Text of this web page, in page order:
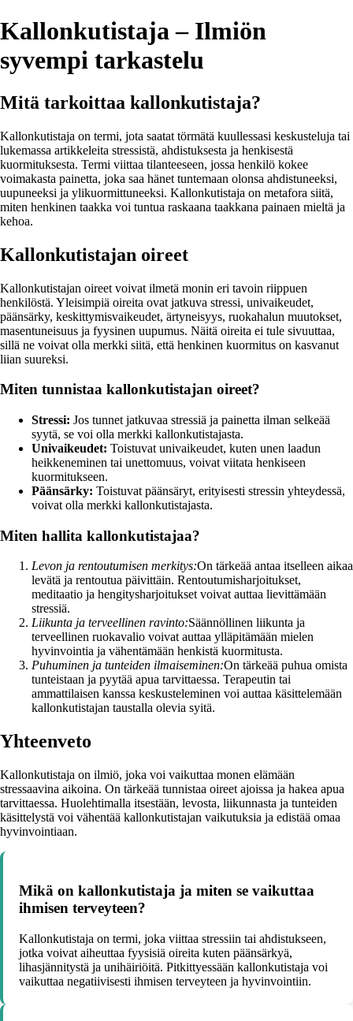
Kallonkutistaja – Ilmiön
syvempi tarkastelu
Mitä tarkoittaa kallonkutistaja?
Kallonkutistaja on termi, jota saatat törmätä kuullessasi keskusteluja tai
lukemassa artikkeleita stressistä, ahdistuksesta ja henkisestä
kuormituksesta. Termi viittaa tilanteeseen, jossa henkilö kokee
voimakasta painetta, joka saa hänet tuntemaan olonsa ahdistuneeksi,
uupuneeksi ja ylikuormittuneeksi. Kallonkutistaja on metafora siitä,
miten henkinen taakka voi tuntua raskaana taakkana painaen mieltä ja
kehoa.
Kallonkutistajan oireet
Kallonkutistajan oireet voivat ilmetä monin eri tavoin riippuen
henkilöstä. Yleisimpiä oireita ovat jatkuva stressi, univaikeudet,
päänsärky, keskittymisvaikeudet, ärtyneisyys, ruokahalun muutokset,
masentuneisuus ja fyysinen uupumus. Näitä oireita ei tule sivuuttaa,
sillä ne voivat olla merkki siitä, että henkinen kuormitus on kasvanut
liian suureksi.
Miten tunnistaa kallonkutistajan oireet?
Stressi: Jos tunnet jatkuvaa stressiä ja painetta ilman selkeää
syytä, se voi olla merkki kallonkutistajasta.
Univaikeudet: Toistuvat univaikeudet, kuten unen laadun
heikkeneminen tai unettomuus, voivat viitata henkiseen
kuormitukseen.
Päänsärky: Toistuvat päänsäryt, erityisesti stressin yhteydessä,
voivat olla merkki kallonkutistajasta.
Miten hallita kallonkutistajaa?
Levon ja rentoutumisen merkitys:On tärkeää antaa itselleen aikaa
levätä ja rentoutua päivittäin. Rentoutumisharjoitukset,
meditaatio ja hengitysharjoitukset voivat auttaa lievittämään
stressiä.
Liikunta ja terveellinen ravinto:Säännöllinen liikunta ja
terveellinen ruokavalio voivat auttaa ylläpitämään mielen
hyvinvointia ja vähentämään henkistä kuormitusta.
Puhuminen ja tunteiden ilmaiseminen:On tärkeää puhua omista
tunteistaan ja pyytää apua tarvittaessa. Terapeutin tai
ammattilaisen kanssa keskusteleminen voi auttaa käsittelemään
kallonkutistajan taustalla olevia syitä.
Yhteenveto
Kallonkutistaja on ilmiö, joka voi vaikuttaa monen elämään
stressaavina aikoina. On tärkeää tunnistaa oireet ajoissa ja hakea apua
tarvittaessa. Huolehtimalla itsestään, levosta, liikunnasta ja tunteiden
käsittelystä voi vähentää kallonkutistajan vaikutuksia ja edistää omaa
hyvinvointiaan.
Mikä on kallonkutistaja ja miten se vaikuttaa
ihmisen terveyteen?
Kallonkutistaja on termi, joka viittaa stressiin tai ahdistukseen,
jotka voivat aiheuttaa fyysisiä oireita kuten päänsärkyä,
lihasjännitystä ja unihäiriöitä. Pitkittyessään kallonkutistaja voi
vaikuttaa negatiivisesti ihmisen terveyteen ja hyvinvointiin.